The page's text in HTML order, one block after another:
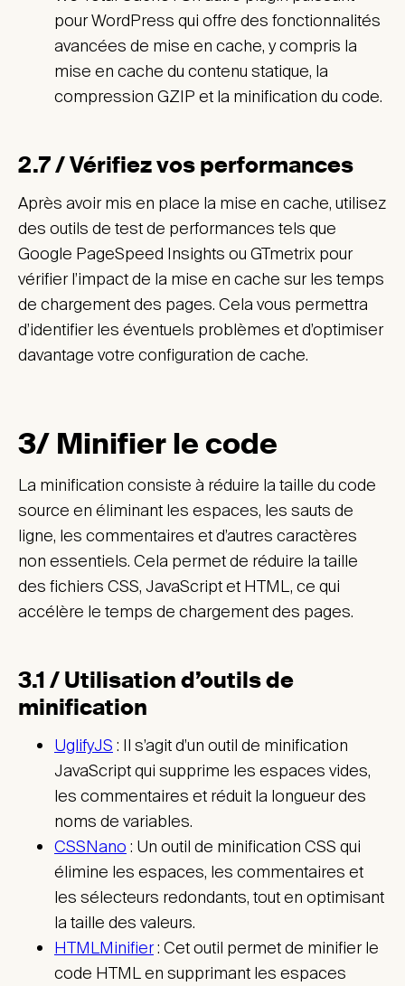
pour WordPress qui offre des fonctionnalités
avancées de mise en cache, y compris la
mise en cache du contenu statique, la
compression GZIP et la minification du code.
2.7 / Vérifiez vos performances
Après avoir mis en place la mise en cache, utilisez
des outils de test de performances tels que
Google PageSpeed Insights ou GTmetrix pour
vérifier l’impact de la mise en cache sur les temps
de chargement des pages. Cela vous permettra
d’identifier les éventuels problèmes et d’optimiser
davantage votre configuration de cache.
3/ Minifier le code
La minification consiste à réduire la taille du code
source en éliminant les espaces, les sauts de
ligne, les commentaires et d’autres caractères
non essentiels. Cela permet de réduire la taille
des fichiers CSS, JavaScript et HTML, ce qui
accélère le temps de chargement des pages.
3.1 / Utilisation d’outils de
minification
UglifyJS : Il s’agit d’un outil de minification
JavaScript qui supprime les espaces vides,
les commentaires et réduit la longueur des
noms de variables.
CSSNano : Un outil de minification CSS qui
élimine les espaces, les commentaires et
les sélecteurs redondants, tout en optimisant
la taille des valeurs.
HTMLMinifier: Cet outil permet de minifier le
code HTML en supprimant les espaces